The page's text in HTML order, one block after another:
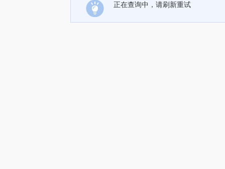
正在查询中，请刷新重试